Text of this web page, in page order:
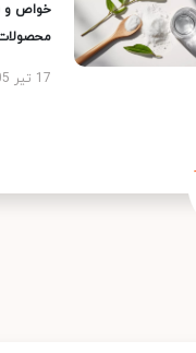
خواص و
محصولات
17 تیر 1405